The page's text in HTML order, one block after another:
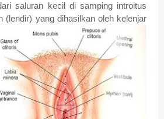
saluran kecil di samping introitus
(lendir) yang dihasilkan oleh kelenjar